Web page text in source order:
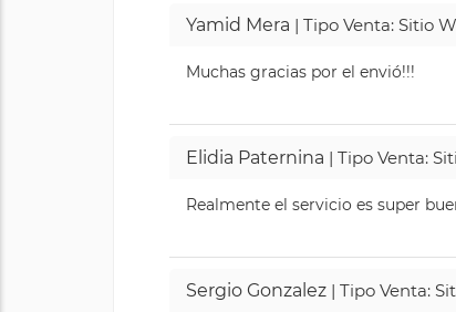
Yamid Mera | Tipo Venta: Sitio
Muchas gracias por el envió!!!
Elidia Paternina | Tipo Venta:
Realmente el servicio es super
Sergio Gonzalez | Tipo Venta: